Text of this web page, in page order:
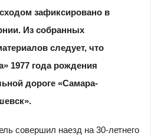
зафиксировано в
Из собранных
следует, что
1977 года рождения
дороге «Самара-
совершил наезд на 30-летнего